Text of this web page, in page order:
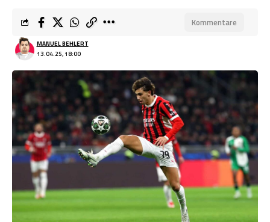
13.04.25, 18:00
MANUEL BEHLERT
Kommentare